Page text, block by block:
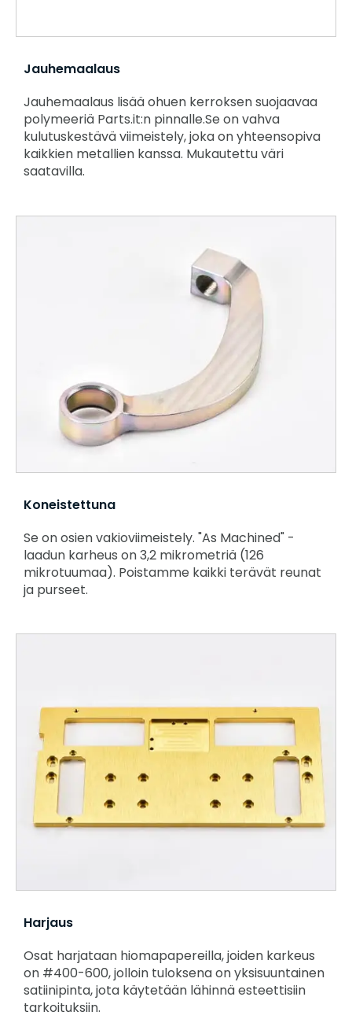
Jauhemaalaus
Jauhemaalaus lisää ohuen kerroksen suojaavaa
polymeeriä Parts.it:n pinnalle.Se on vahva
kulutuskestävä viimeistely, joka on yhteensopiva
kaikkien metallien kanssa. Mukautettu väri
saatavilla.
Koneistettuna
Se on osien vakioviimeistely. "As Machined" -
laadun karheus on 3,2 mikrometriä (126
mikrotuumaa). Poistamme kaikki terävät reunat
ja purseet.
Harjaus
Osat harjataan hiomapapereilla, joiden karkeus
on #400-600, jolloin tuloksena on yksisuuntainen
satiinipinta, jota käytetään lähinnä esteettisiin
tarkoituksiin.